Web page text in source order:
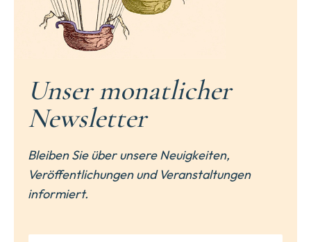
Unser monatlicher
Newsletter
Bleiben Sie über unsere Neuigkeiten,
Veröffentlichungen und Veranstaltungen
informiert.